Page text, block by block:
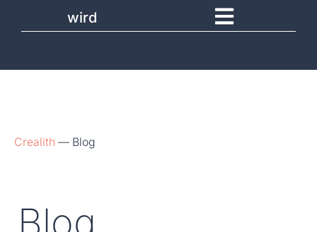
wird
Crealith — Blog
Blog